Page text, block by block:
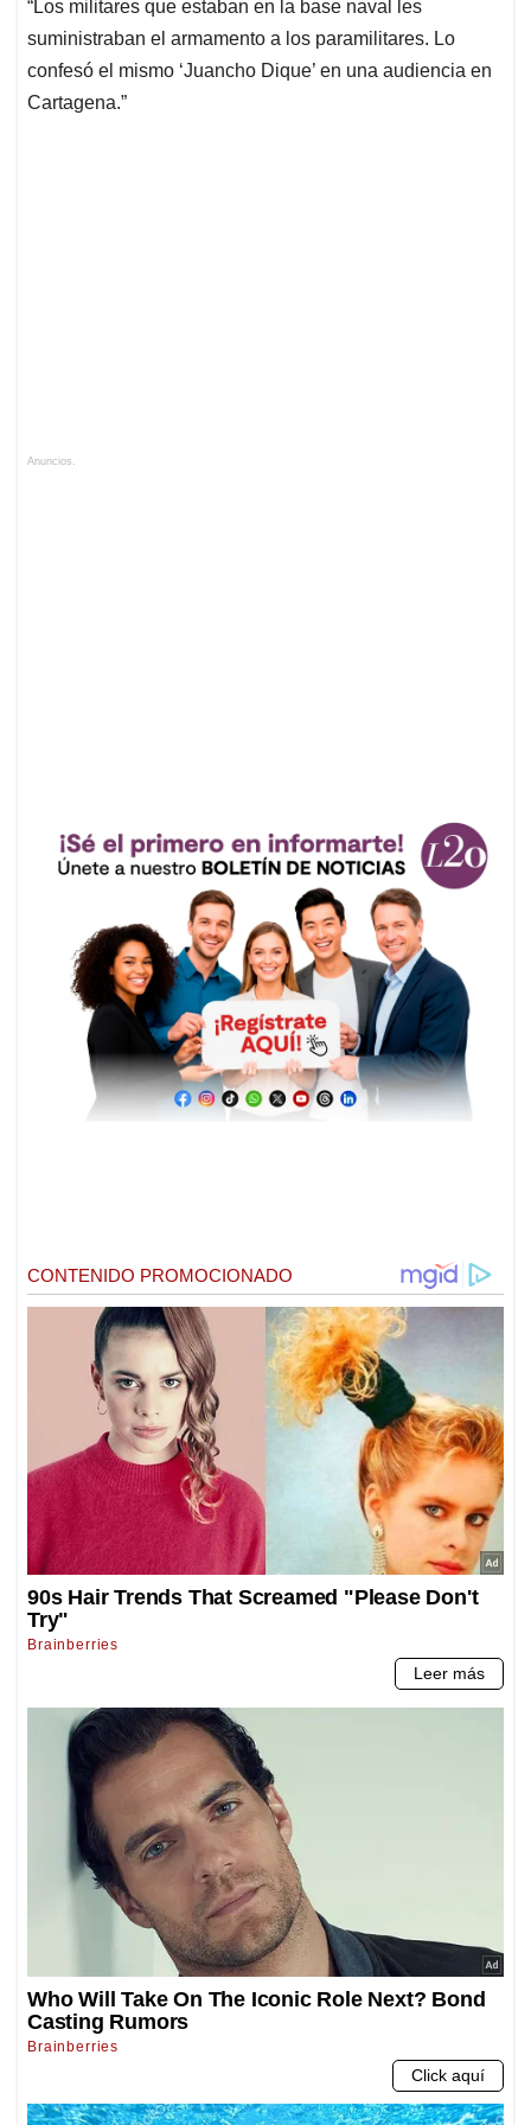
s
A
p
p
b
o
o
k
e
d
l
a
d
s
“Los militares que estaban en la base naval les
suministraban el armamento a los paramilitares. Lo
confesó el mismo ‘Juancho Dique’ en una audiencia en
Cartagena.”
Anuncios.